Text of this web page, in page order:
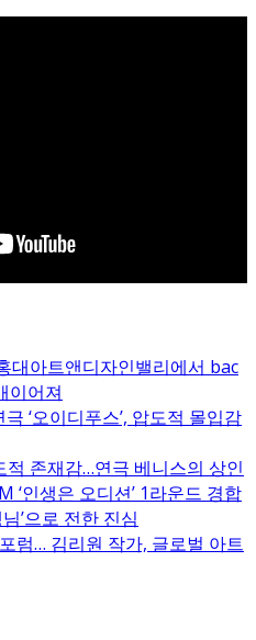
대아트앤디자인밸리에서 bac
이어져
‘오이디푸스’, 압도적 몰입감
존재감…연극 베니스의 상인
‘인생은 오디션’ 1라운드 경합
’으로 전한 진심
럼… 김리원 작가, 글로벌 아트